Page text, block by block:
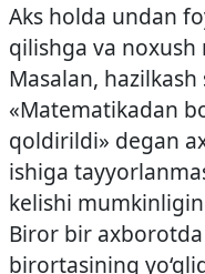
Aks holda undan
qilishga va
Masalan,
«Matematikadan
qoldirildi» degan
ishiga
kelishi
Biror bir
birortasining